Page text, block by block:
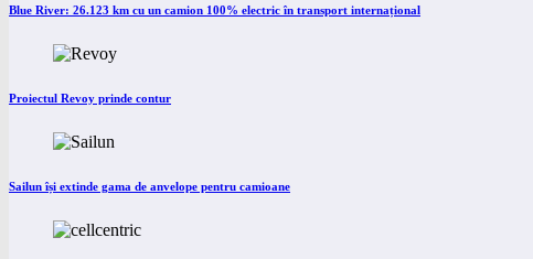
Blue River: 26.123 km cu un camion 100% electric în transport internațional
Proiectul Revoy prinde contur
Sailun își extinde gama de anvelope pentru camioane